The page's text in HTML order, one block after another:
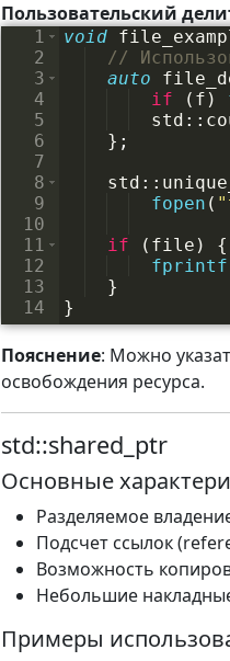
Пользовательский
1
2
3
4
5
6
7
8
9
10
11
12
13
14
void
//
auto
if
( f )
std ::
} ;
std ::
fopen ( "
if
( file )
{
fprintf
}
}
Пояснение: Можно
освобождения ресурса.
std::shared_ptr
Основные
Разделяемое
Подсчет ссылок
Возможность
Небольшие
Примеры